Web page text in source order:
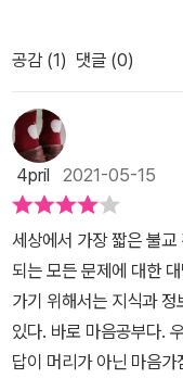
멸 현상이 있다고 착각
하지 않으면 안 되는 것
니다. 대학을 가지 않으
는 생각이 우리를 비좁은
점점 길이 좁아지고 결
추구해야만 한다는 강박
어든 것이다. 이 고통을
이 아니라 결혼에 대한
더 이상 완벽한 연애나
체험하게 된다. 사랑, 열
인생의 수많은 모습 중
고 있는 것남들이 우리
음날은 등교를 했다.그
안했다고 하면서그 때 그
못 경험했을학교 출석과
른 곳의 흐름을무단결석
답 같지만 의미는 전해오
장한다.인생에 답은 없
이 무엇이냐고 묻는다면
아야하는 책.불경답다.
는 석가모니가 설한 교
말은 석가모니가 진리를
찌 보면 종교라기보다는
들은 석가모니를 부처님
면도 있다는걸 고려한다
요. 세계 4대 성인 중 한
거칠불의 일곱째 부처라
투성에서 마야부인의 아
니다.29세에 출가하여
구 수행자를 교화하시는
이후 45년 동안 중부 인
는지 모르겠습니다.친정
고 외웠다기보다하도 많
경,그게 바로 반야심경
고 할만큼불교신자라면
널리 알려진 불경이기도
화도 있었으니 마지막
반야심경을 외울 수 있
한자에 의해 뜻을 짐작하
에 대해알아보려고 노력
반야심경 마음공부>를
간이었습니다.책의 본문
리말로 해석해 놓은 페이지가 등장
공감 (1) 댓글 (0)
4pril 2021-05-15
세상에서 가장 짧은 불
되는 모든 문제에 대한
가기 위해서는 지식과 정
있다. 바로 마음공부다.
답이 머리가 아닌 마음